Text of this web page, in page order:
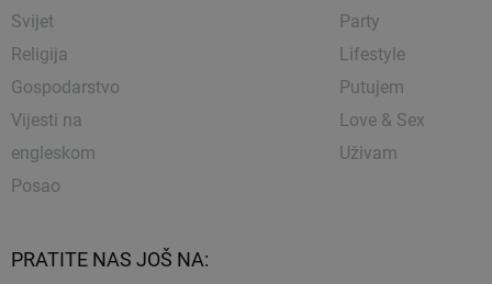
Svijet
Religija
Gospodarstvo
Vijesti na
engleskom
Posao
Party
Lifestyle
Putujem
Love & Sex
Uživam
PRATITE NAS JOŠ NA: